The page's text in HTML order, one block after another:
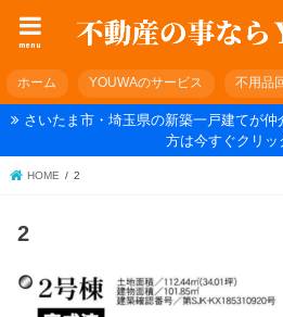
menu
ホーム YOUWAのサービス 不用品
さいたま市・埼玉県の新築一戸建てが
方は今すぐクリッ
HOME 2
2